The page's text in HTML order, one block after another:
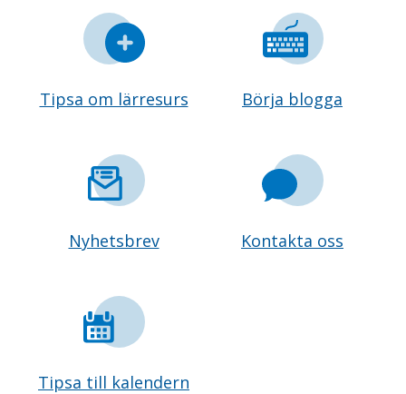
Tipsa om lärresurs Börja blogga
Nyhetsbrev Kontakta oss
Tipsa till kalendern